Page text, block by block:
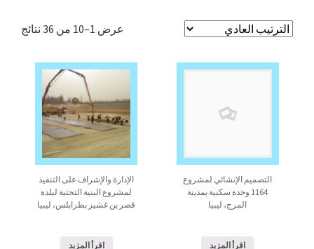
عرض 1–10 من 36 نتائج
الإدارة والإشراف على التنفيذ
لمشروع البنية التحتية لبلدة
قصر بن غشير بطرابلس، ليبيا
اقرأ المزيد
التصميم الإنشائي لمشروع
1164 وحدة سكنية بمدينة
المرج، ليبيا
اقرأ المزيد